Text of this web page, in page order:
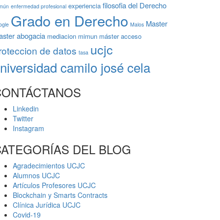
enfermedad profesional experiencia filosofia del Derecho
Grado en Derecho Malos Master
abogacia mediacion mimun máster acceso
de datos tasa ucjc
camilo josé cela
Linkedin
Twitter
Instagram
DEL BLOG
Agradecimientos UCJC
Alumnos UCJC
Artículos Profesores UCJC
Blockchain y Smarts Contracts
Clínica Jurídica UCJC
Covid-19